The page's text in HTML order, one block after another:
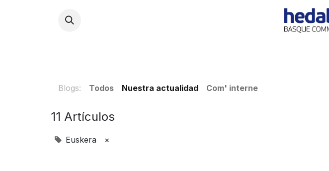
Blogs: Todos Nuestra actualidad Com' interne
11 Artículos
Euskera ×